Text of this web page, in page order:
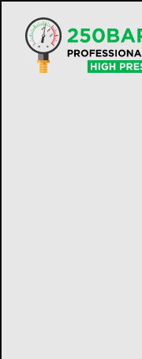
main
content